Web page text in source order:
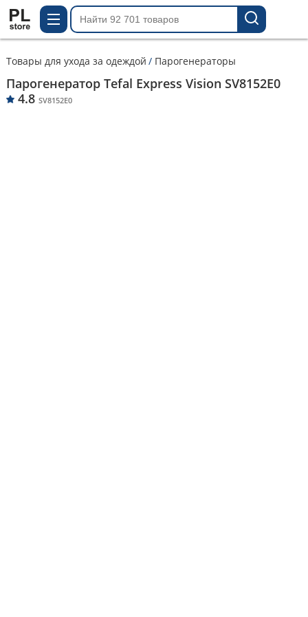
Товары для ухода за одеждой Парогенераторы
Парогенератор Tefal Express Vision SV8152E0
4.8 SV8152E0